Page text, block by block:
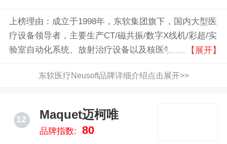
上榜理由：成立于1998年，东软集团旗下，国内大型医
疗设备领导者，主要生产CT/磁共振/数字X线机/彩超/实
验室自动化系统、放射治疗设备以及核医学成像设备等
【展开】
东软医疗Neusoft品牌详细介绍点击展开>>
12 Maquet迈柯唯
品牌指数: 80